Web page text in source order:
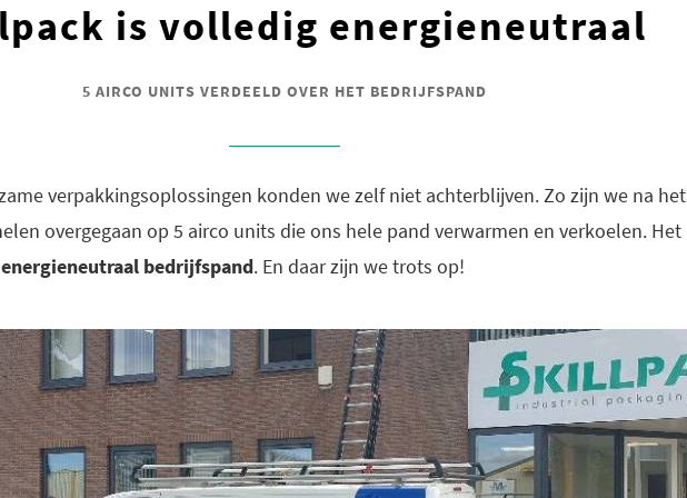
is volledig energieneutraal
5 AIRCO UNITS VERDEELD OVER HET BEDRIJFSPAND
verpakkingsoplossingen konden we zelf niet achterblijven. Zo zijn we na het
overgegaan op 5 airco units die ons hele pand verwarmen en verkoelen. Het
bedrijfspand. En daar zijn we trots op!